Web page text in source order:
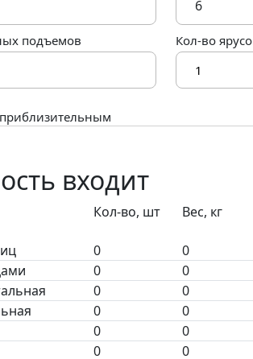
подъемов
Кол-во
приблизительным
входит
Кол-во, шт Вес, кг
0 0
0 0
0 0
0 0
0 0
0 0